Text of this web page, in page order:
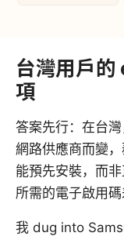
台灣用戶的
項
答案先行：在台
網路供應商而變
能預先安裝，而
所需的電子啟用
我 dug into